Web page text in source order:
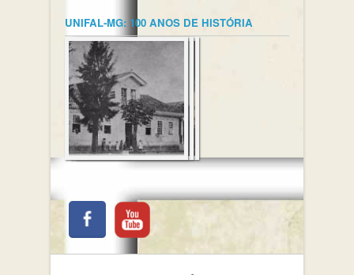
UNIFAL-MG: 100 ANOS DE HISTÓRIA